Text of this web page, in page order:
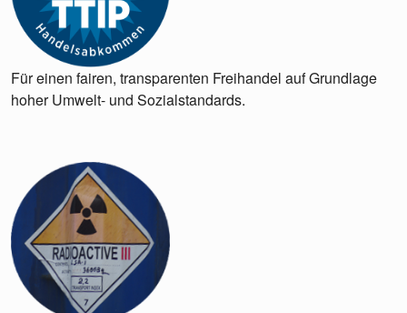
Für einen fairen, transparenten Freihandel auf Grundlage
hoher Umwelt- und Sozialstandards.